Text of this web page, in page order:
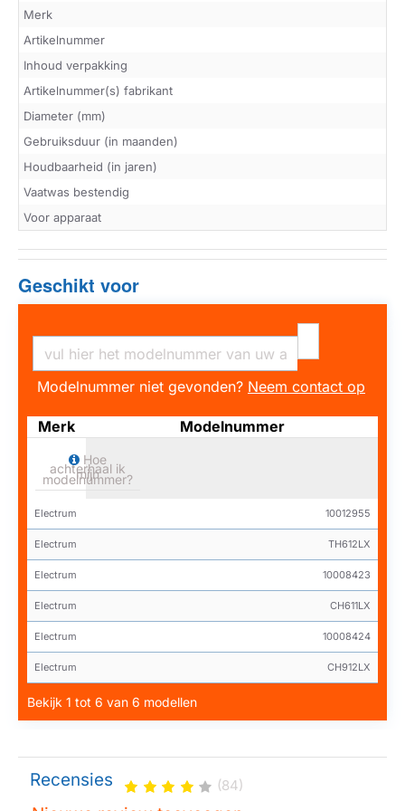
Merk
Artikelnummer
Inhoud verpakking
Artikelnummer(s) fabrikant
Diameter (mm)
Gebruiksduur (in maanden)
Houdbaarheid (in jaren)
Vaatwas bestendig
Voor apparaat
Geschikt voor
Modelnummer niet gevonden? Neem contact op
Merk Modelnummer
Hoe
achterhaal ik
mijn
modelnummer?
Electrum 10012955
Electrum TH612LX
Electrum 10008423
Electrum CH611LX
Electrum 10008424
Electrum CH912LX
Bekijk 1 tot 6 van 6 modellen
Recensies (84)